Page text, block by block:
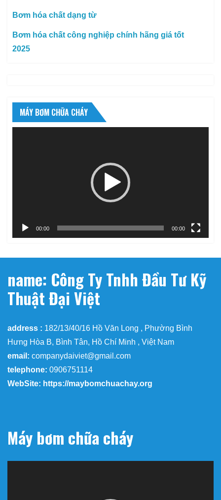
Bơm hóa chất dạng từ
Bơm hóa chất công nghiệp chính hãng giá tốt
2025
MÁY BƠM CHỮA CHÁY
00:00 00:00
name: Công Ty Tnhh Đầu Tư Kỹ
Thuật Đại Việt
address : 182/13/40/16 Hồ Văn Long , Phường Bình
Hưng Hòa B, Bình Tân, Hồ Chí Minh , Việt Nam
email: companydaiviet@gmail.com
telephone: 0906751114
WebSite: https://maybomchuachay.org
Máy bơm chữa cháy